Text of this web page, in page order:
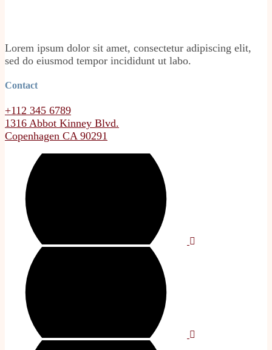
Lorem ipsum dolor sit amet, consectetur adipiscing elit,
sed do eiusmod tempor incididunt ut labo.
Contact
+112 345 6789
1316 Abbot Kinney Blvd.
Copenhagen CA 90291